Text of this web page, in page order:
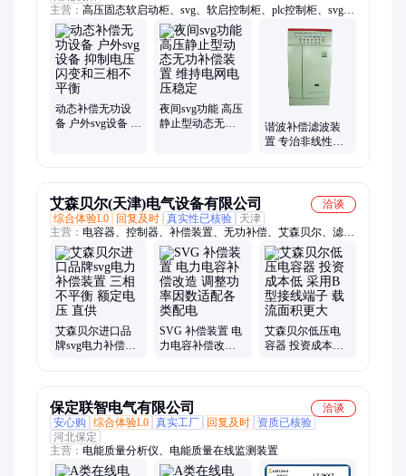
主营： 高压固态软启动柜、svg、软启控制柜、plc控制柜、svg无
功补偿装置、高压软启动装置、软启动、控制柜、无功补偿、高
压软启动器、无功补偿装置、高压软启动柜、软启动柜、软启动
控制柜、plc柜、有源电力滤波器、有源滤波器、电容补偿柜、动
态无功补偿装置
动态补偿无功设
备 户外svg设备 抑
夜间svg功能 高压
静止型动态无功
谐波补偿滤波装
置 专治非线性负
艾森贝尔(天津)电气设备有限公司
洽谈
综合体验L0
回复及时 真实性已核验
天津
主营： 电容器、控制器、补偿装置、无功补偿、艾森贝尔、滤波
模块、投切开关、高压铁芯、低压电抗器、高压电抗器、高压电
容器、电抗器、智能电容器、低压电容器
艾森贝尔进口品
牌svg电力补偿装
SVG 补偿装置 电
力电容补偿改造
艾森贝尔低压电
容器 投资成本低
保定联智电气有限公司
洽谈
安心购
综合体验L0 真实工厂 回复及时
资质已核验
河北保定
主营： 电能质量分析仪、电能质量在线监测装置